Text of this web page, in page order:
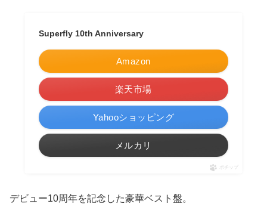
Superfly 10th Anniversary
Amazon
楽天市場
Yahooショッピング
メルカリ
ポチップ
デビュー10周年を記念した豪華ベスト盤。